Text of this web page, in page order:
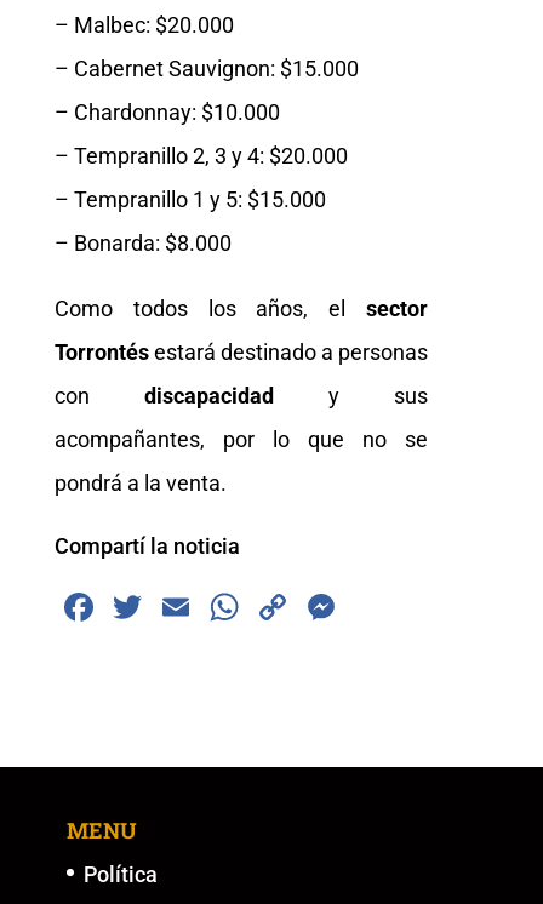
– Malbec: $20.000
– Cabernet Sauvignon: $15.000
– Chardonnay: $10.000
– Tempranillo 2, 3 y 4: $20.000
– Tempranillo 1 y 5: $15.000
– Bonarda: $8.000
Como todos los años, elsector
Torrontésestará destinado a personas
con discapacidady sus
acompañantes, por lo que no se
pondrá a la venta.
Compartí la noticia
F
b
o
k
T
E
W
A
C
Li n
MENU
Política